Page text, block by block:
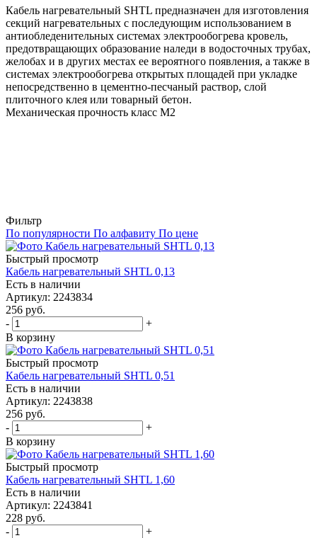
Кабель нагревательный SHTL предназначен для изготовления
секций нагревательных с последующим использованием в
антиобледенительных системах электрообогрева кровель,
предотвращающих образование наледи в водосточных трубах,
желобах и в других местах ее вероятного появления, а также в
системах электрообогрева открытых площадей при укладке
непосредственно в цементно-песчаный раствор, слой
плиточного клея или товарный бетон.
Механическая прочность класс М2
Фильтр
По популярности По алфавиту По цене
Быстрый просмотр
Кабель нагревательный SHTL 0,13
Есть в наличии
Артикул: 2243834
256 руб.
-
+
В корзину
Быстрый просмотр
Кабель нагревательный SHTL 0,51
Есть в наличии
Артикул: 2243838
256 руб.
-
+
В корзину
Быстрый просмотр
Кабель нагревательный SHTL 1,60
Есть в наличии
Артикул: 2243841
228 руб.
-
+